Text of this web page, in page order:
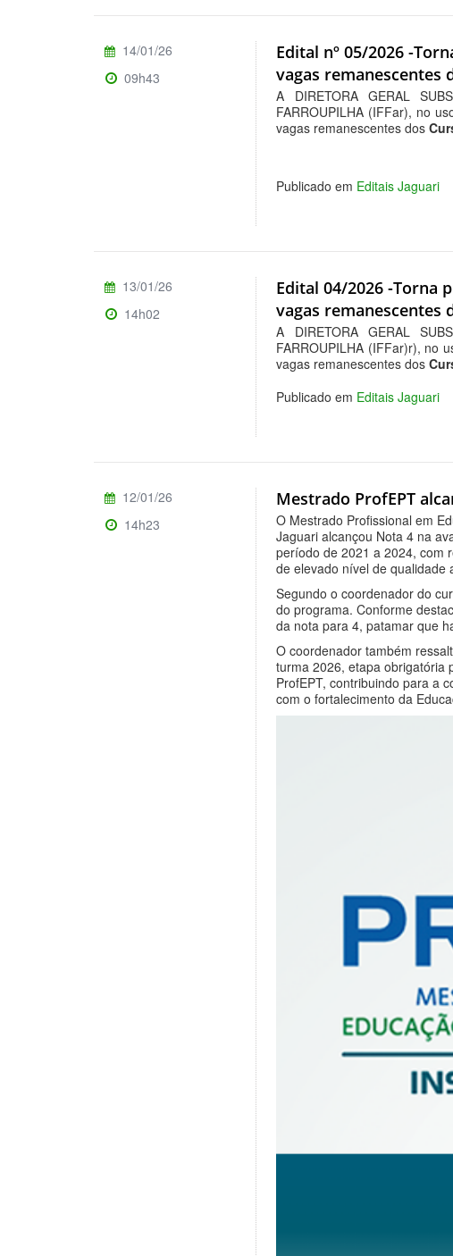
Edital nº 05/2026 -
vagas remanescentes
A DIRETORA GERAL
FARROUPILHA (IFFar), no
vagas remanescentes dos
Publicado em Editais Jaguari
14/01/26
09h43
Edital 04/2026 -Torna
vagas remanescentes
A DIRETORA GERAL
FARROUPILHA (IFFar)r), no
vagas remanescentes dos
Publicado em Editais Jaguari
13/01/26
14h02
Mestrado ProfEPT
O Mestrado Profissional em
Jaguari alcançou Nota 4 na
período de 2021 a 2024, com
de elevado nível de qualidade
Segundo o coordenador do
do programa. Conforme
da nota para 4, patamar que
O coordenador também
turma 2026, etapa obrigatória
ProfEPT, contribuindo para a
com o fortalecimento da
12/01/26
14h23